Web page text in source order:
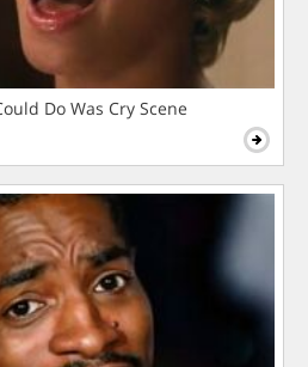
Do Was Cry Scene